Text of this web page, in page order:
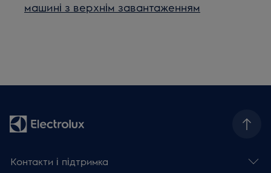
машині з верхнім завантаженням
Контакти і підтримка